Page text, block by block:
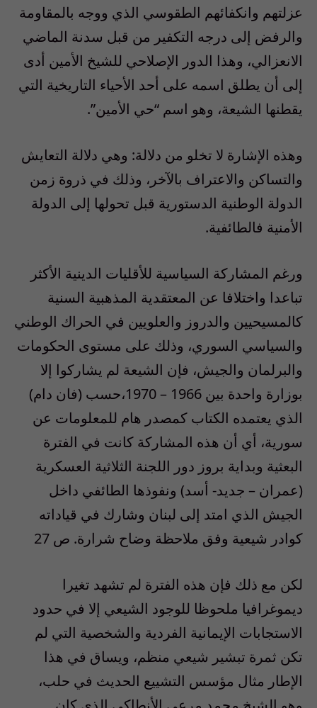
عزلتهم وانكفائهم الطقوسي الذي ووجه بالمقاومة
والرفض إلى درجه التكفير من قبل سدنة الماضي
الانعزالي، وهذا الدور الإصلاحي للشيخ الأمين أدى
إلى أن يطلق اسمه على أحد الأحياء التاريخية التي
يقطنها الشيعة، وهو اسم “حي الأمين”.
وهذه الإشارة لا تخلو من دلالة: وهي دلالة التعايش
والتساكن والاعتراف بالآخر، وذلك في ذروة زمن
الدولة الوطنية الدستورية قبل تحولها إلى الدولة
الأمنية فالطائفية.
ورغم المشاركة السياسية للأقليات الدينية الأكثر
تباعدا واختلافا عن المعتقدية المذهبية السنية
كالمسيحيين والدروز والعلويين في الحراك الوطني
والسياسي السوري، وذلك على مستوى الحكومات
والبرلمان والجيش، فإن الشيعة لم يشاركوا إلا
بوزارة واحدة بين 1966 – 1970،حسب (فان دام)
الذي يعتمده الكتاب كمصدر هام للمعلومات عن
سورية، أي أن هذه المشاركة كانت في الفترة
البعثية وبداية بروز دور اللجنة الثلاثية العسكرية
(عمران – جديد- أسد) ونفوذها الطائفي داخل
الجيش الذي امتد إلى لبنان وشارك في قياداته
كوادر شيعية وفق ملاحظة وضاح شرارة. ص 27
لكن مع ذلك فإن هذه الفترة لم تشهد تغيرا
ديموغرافيا ملحوظا للوجود الشيعي إلا في حدود
الاستجابات الإيمانية الفردية والشخصية التي لم
تكن ثمرة تبشير شيعي منظم، ويساق في هذا
الإطار مثال مؤسس التشييع الحديث في حلب،